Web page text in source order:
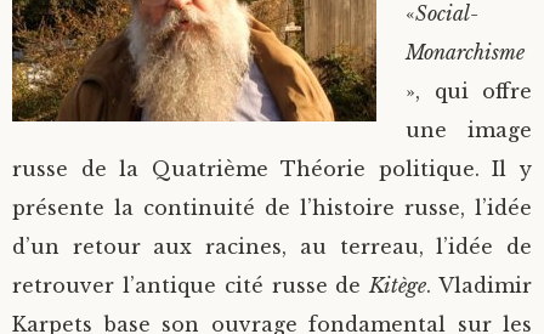
«Social-
Monarchisme
», qui offre
une image
russe de la Quatrième Théorie politique. Il y
présente la continuité de l’histoire russe, l’idée
d’un retour aux racines, au terreau, l’idée de
retrouver l’antique cité russe deKitège. Vladimir
Karpets base son ouvrage fondamental sur les